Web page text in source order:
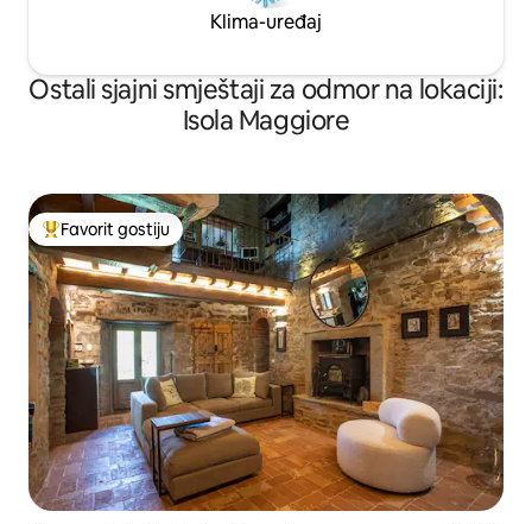
Klima-uređaj
Ostali sjajni smještaji za odmor na lokaciji:
Isola Maggiore
Glavni favorit gostiju
Favorit gostiju